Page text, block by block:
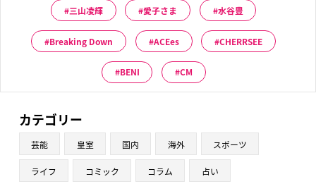
三山凌輝 愛子さま 水谷豊
Breaking Down ACEes CHERRSEE
BENI CM
カテゴリー
芸能 皇室 国内 海外 スポーツ
ライフ コミック コラム 占い